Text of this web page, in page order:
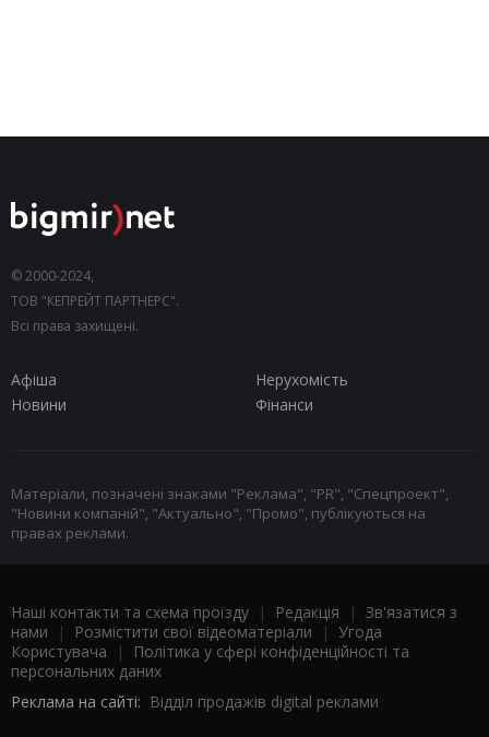
© 2000-2024,
ТОВ "КЕПРЕЙТ ПАРТНЕРС".
Всі права захищені.
Афіша
Нерухомість
Новини
Фінанси
Матеріали, позначені знаками "Реклама", "PR", "Спецпроект",
"Новини компаній", "Актуально", "Промо", публікуються на
правах реклами.
Наші контакти та схема проїзду | Редакція | Зв'язатися з
нами | Розмістити свої відеоматеріали | Угода
Користувача |
Політика у сфері конфіденційності та
персональних даних
Реклама на сайті: Відділ продажів digital реклами